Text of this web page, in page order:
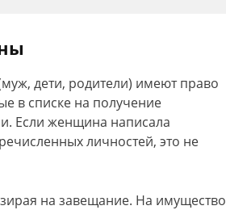
дети, родители) имеют право
в списке на получение
Если женщина написала
личностей, это не
на завещание. На имущество